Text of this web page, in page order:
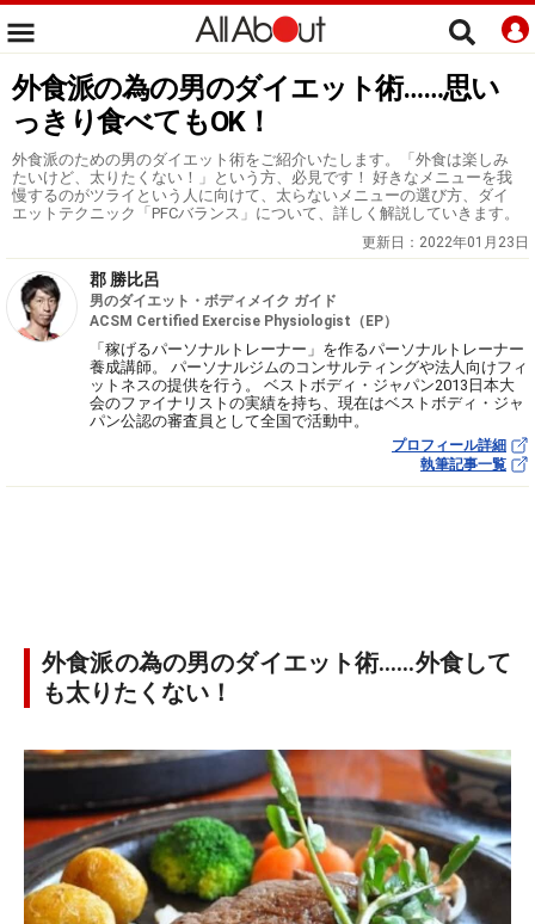
外食派の為の男のダイエット術……思い
っきり食べてもOK！
外食派のための男のダイエット術をご紹介いたします。「外食は楽しみ
たいけど、太りたくない！」という方、必見です！ 好きなメニューを我
慢するのがツライという人に向けて、太らないメニューの選び方、ダイ
エットテクニック「PFCバランス」について、詳しく解説していきます。
更新日： 2022年01月23日
郡 勝比呂
男のダイエット・ボディメイク ガイド
ACSM Certified Exercise Physiologist（EP）
「稼げるパーソナルトレーナー」を作るパーソナルトレーナー
養成講師。 パーソナルジムのコンサルティングや法人向けフィ
ットネスの提供を行う。 ベストボディ・ジャパン2013日本大
会のファイナリストの実績を持ち、現在はベストボディ・ジャ
パン公認の審査員として全国で活動中。
プロフィール詳細
執筆記事一覧
外食派の為の男のダイエット術……外食して
も太りたくない！